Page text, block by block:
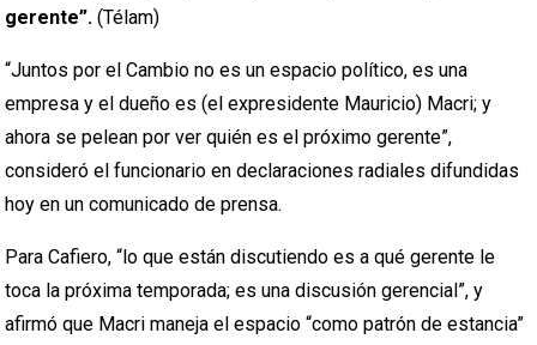
gerente”.(Télam)
“Juntos por el Cambio no es un espacio político, es una
empresa y el dueño es (el expresidente Mauricio) Macri; y
ahora se pelean por ver quién es el próximo gerente”,
consideró el funcionario en declaraciones radiales difundidas
hoy en un comunicado de prensa.
Para Cafiero, “lo que están discutiendo es a qué gerente le
toca la próxima temporada; es una discusión gerencial”, y
afirmó que Macri maneja el espacio “como patrón de estancia”